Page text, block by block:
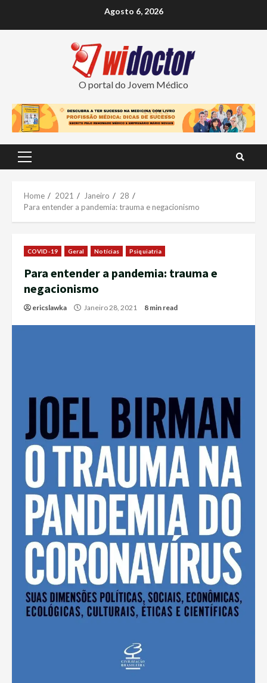
Agosto 6, 2026
O portal do Jovem Médico
Primary
Home 2021 Janeiro
28
Para entender a pandemia: trauma e negacionismo
COVID-19 Geral Notícias Psiquiatria
Para entender a pandemia: trauma e
negacionismo
ericslawka Janeiro 28, 2021 8 min read